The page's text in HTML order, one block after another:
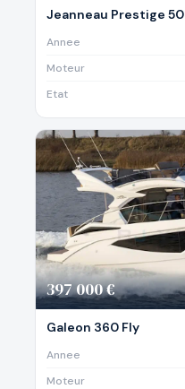
Jeanneau Prestige
Annee
Moteur
Etat
397 000 €
Galeon 360 Fly
Annee
Moteur